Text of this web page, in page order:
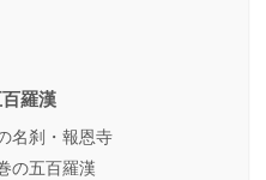
羅漢
名刹・報恩寺
の五百羅漢